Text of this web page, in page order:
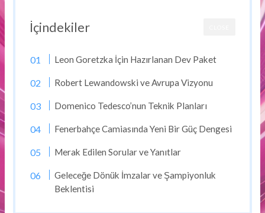
İçindekiler
Leon Goretzka İçin Hazırlanan Dev Paket
Robert Lewandowski ve Avrupa Vizyonu
Domenico Tedesco’nun Teknik Planları
Fenerbahçe Camiasında Yeni Bir Güç Dengesi
Merak Edilen Sorular ve Yanıtlar
Geleceğe Dönük İmzalar ve Şampiyonluk
Beklentisi